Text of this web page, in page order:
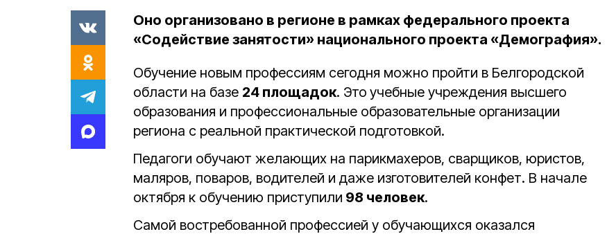
Оно организовано в регионе в рамках федерального проекта
«Содействие занятости» национального проекта «Демография».
Обучение новым профессиям сегодня можно пройти в Белгородской
области на базе 24 площадок. Это учебные учреждения высшего
образования и профессиональные образовательные организации
региона с реальной практической подготовкой.
Педагоги обучают желающих на парикмахеров, сварщиков, юристов,
маляров, поваров, водителей и даже изготовителей конфет. В начале
октября к обучению приступили 98 человек.
Самой востребованной профессией у обучающихся оказался